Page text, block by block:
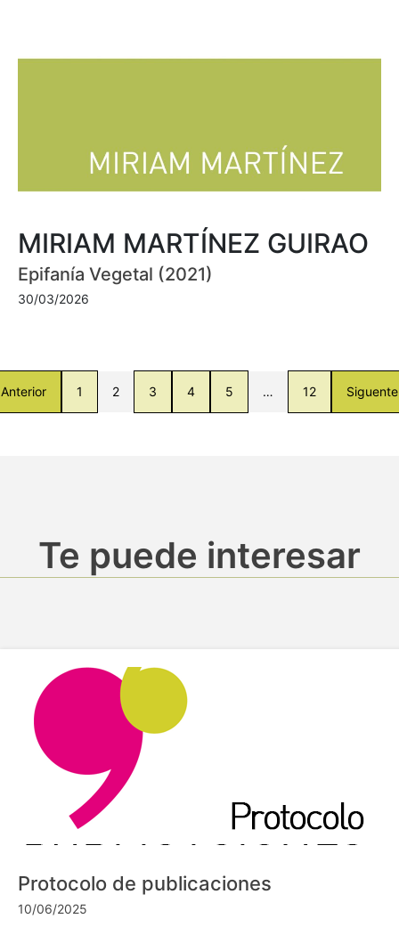
MIRIAM MARTÍNEZ GUIRAO
Epifanía Vegetal (2021)
30/03/2026
Anterior 1 2 3 4 5 … 12 Siguente
Te puede interesar
Protocolo de publicaciones
10/06/2025